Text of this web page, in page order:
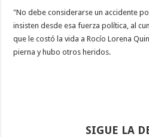
"No debe considerarse un accidente
insisten desde esa fuerza política, al
que le costó la vida a Rocío Lorena
pierna y hubo otros heridos.
SIGUE LA